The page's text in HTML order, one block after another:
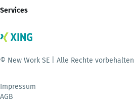
Services
© New Work SE | Alle Rechte vorbehalten
Impressum
AGB